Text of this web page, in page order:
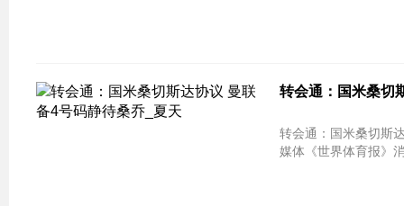
转会通：国米桑切
转会通：国米桑切斯达
媒体《世界体育报》